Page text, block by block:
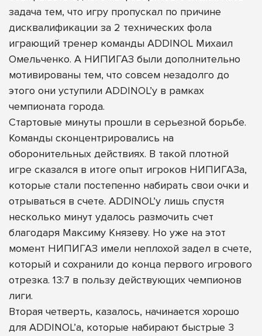
задача тем, что игру пропускал по причине
дисквалификации за 2 технических фола
играющий тренер команды ADDINOL Михаил
Омельченко. А НИПИГАЗ были дополнительно
мотивированы тем, что совсем незадолго до
этого они уступили ADDINOL’у в рамках
чемпионата города.
Стартовые минуты прошли в серьезной борьбе.
Команды сконцентрировались на
оборонительных действиях. В такой плотной
игре сказался в итоге опыт игроков НИПИГАЗа,
которые стали постепенно набирать свои очки и
отрываться в счете. ADDINOL’у лишь спустя
несколько минут удалось размочить счет
благодаря Максиму Князеву. Но уже на этот
момент НИПИГАЗ имели неплохой задел в счете,
который и сохранили до конца первого игрового
отрезка. 13:7 в пользу действующих чемпионов
лиги.
Вторая четверть, казалось, начинается хорошо
для ADDINOL’а, которые набирают быстрые 3